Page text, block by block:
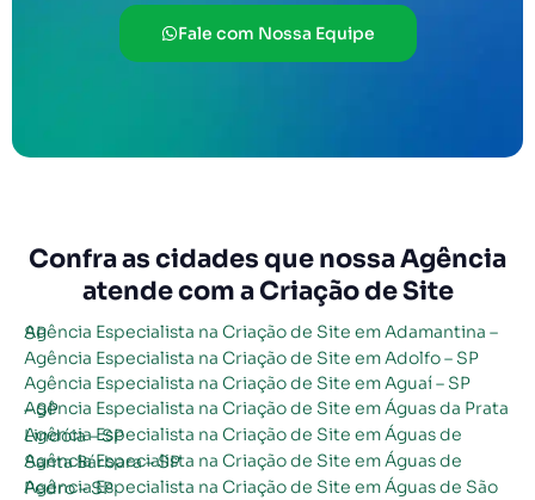
Fale com Nossa Equipe
Confra as cidades que nossa Agência
atende com a Criação de Site
Agência Especialista na Criação de Site em Adamantina – SP
Agência Especialista na Criação de Site em Adolfo – SP
Agência Especialista na Criação de Site em Aguaí – SP
Agência Especialista na Criação de Site em Águas da Prata – SP
Agência Especialista na Criação de Site em Águas de Lindóia – SP
Agência Especialista na Criação de Site em Águas de Santa Bárbara – SP
Agência Especialista na Criação de Site em Águas de São Pedro – SP